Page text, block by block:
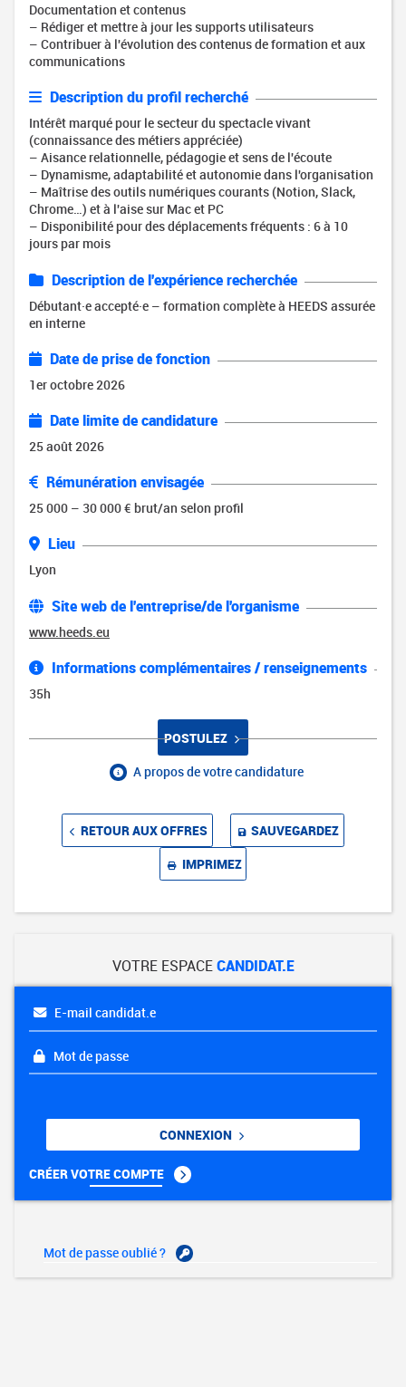
Documentation et contenus
– Rédiger et mettre à jour les supports utilisateurs
– Contribuer à l'évolution des contenus de formation et aux
communications
Description du profil recherché
Intérêt marqué pour le secteur du spectacle vivant
(connaissance des métiers appréciée)
– Aisance relationnelle, pédagogie et sens de l'écoute
– Dynamisme, adaptabilité et autonomie dans l'organisation
– Maîtrise des outils numériques courants (Notion, Slack,
Chrome…) et à l'aise sur Mac et PC
– Disponibilité pour des déplacements fréquents : 6 à 10
jours par mois
Description de l'expérience recherchée
Débutant·e accepté·e – formation complète à HEEDS assurée
en interne
Date de prise de fonction
1er octobre 2026
Date limite de candidature
25 août 2026
Rémunération envisagée
25 000 – 30 000 € brut/an selon profil
Lieu
Lyon
Site web de l'entreprise/de l'organisme
www.heeds.eu
Informations complémentaires / renseignements
35h
POSTULEZ
A propos de votre candidature
RETOUR AUX OFFRES
SAUVEGARDEZ
IMPRIMEZ
VOTRE ESPACECANDIDAT.E
E-mail candidat.e
Mot de passe
CONNEXION
CRÉER VOTRE COMPTE
Mot de passe oublié ?